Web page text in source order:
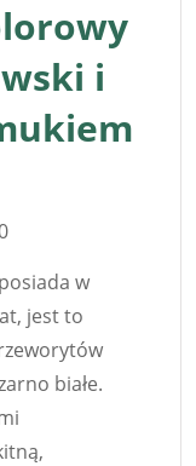
i
w
jest to
białe.